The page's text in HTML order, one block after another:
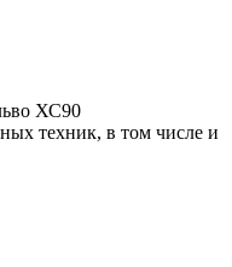
ХС90
техник, в том числе и